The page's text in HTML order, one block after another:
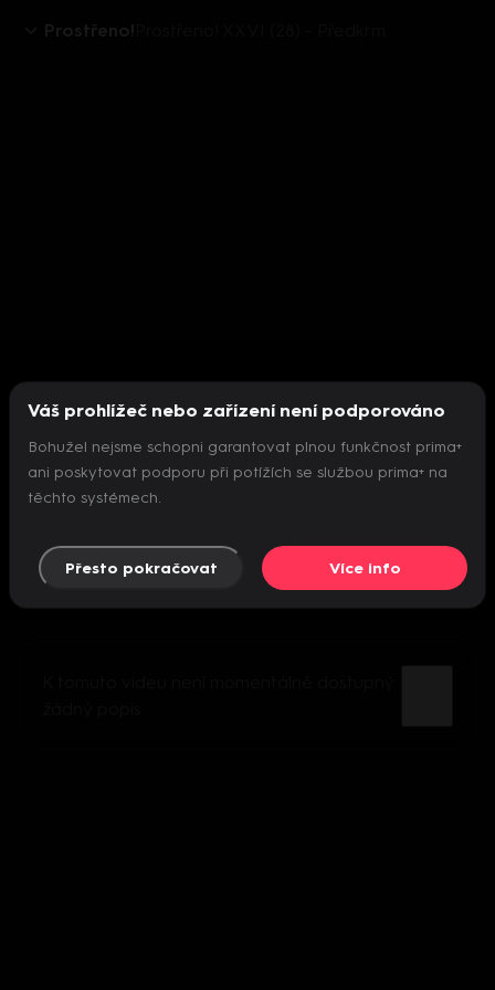
Prostřeno!
Nepodařilo se inicializovat přehrávač
Váš prohlížeč nebo zařízení není podporováno
Bohužel nejsme schopni garantovat plnou funkčnost prima+
ani poskytovat podporu při potížích se službou prima+ na
těchto systémech.
Přesto pokračovat Více info